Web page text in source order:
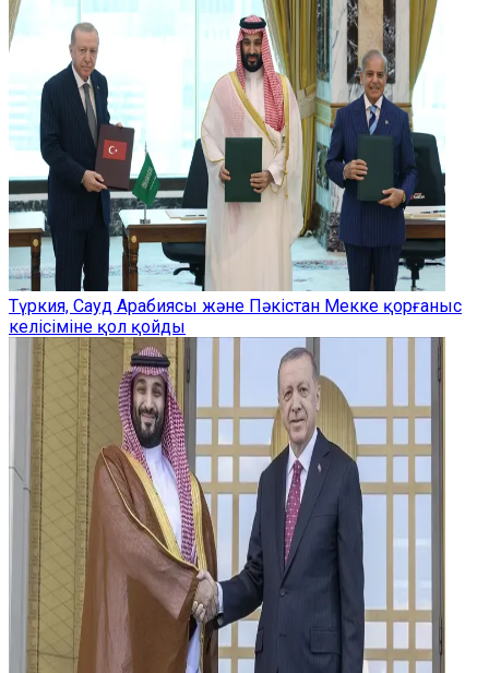
Түркия, Сауд Арабиясы және Пәкістан Мекке қорғаныс
келісіміне қол қойды